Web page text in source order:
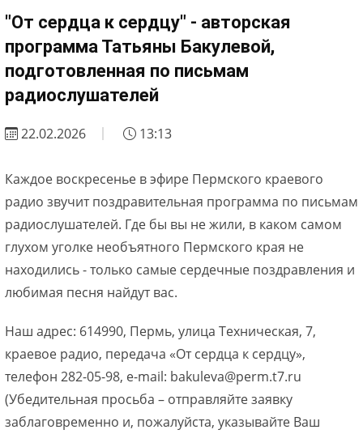
"От сердца к сердцу" - авторская
программа Татьяны Бакулевой,
подготовленная по письмам
радиослушателей
22.02.2026 13:13
Каждое воскресенье в эфире Пермского краевого
радио звучит поздравительная программа по письмам
радиослушателей. Где бы вы не жили, в каком самом
глухом уголке необъятного Пермского края не
находились - только самые сердечные поздравления и
любимая песня найдут вас.
Наш адрес: 614990, Пермь, улица Техническая, 7,
краевое радио, передача «От сердца к сердцу»,
телефон 282-05-98, e-mail: bakuleva@perm.t7.ru
(Убедительная просьба – отправляйте заявку
заблаговременно и, пожалуйста, указывайте Ваш